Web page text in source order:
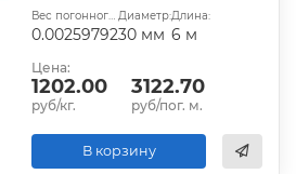
Вес погонного метра, т.:
0.00259792
Диаметр:
30 мм
Длина:
6 м
Цена:
1202.00
руб/кг.
3122.70
руб/пог. м.
В корзину